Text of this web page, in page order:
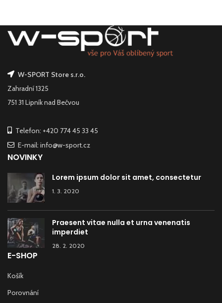
W-SPORT Store s.r.o.
Zahradní 1325
751 31 Lipník nad Bečvou
Telefon: +420 774 45 33 45
E-mail: info@w-sport.cz
NOVINKY
Lorem ipsum dolor sit amet, consectetur
1. 3. 2020
Praesent vitae nulla et urna venenatis
imperdiet
28. 2. 2020
E-SHOP
Košík
Porovnání